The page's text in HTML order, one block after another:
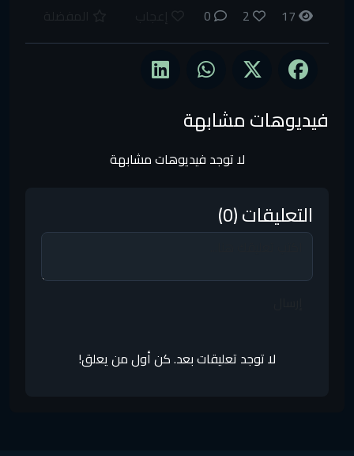
17
2
0
فيديوهات مشابهة
لا توجد فيديوهات مشابهة
التعليقات (0)
لا توجد تعليقات بعد. كن أول من يعلق!